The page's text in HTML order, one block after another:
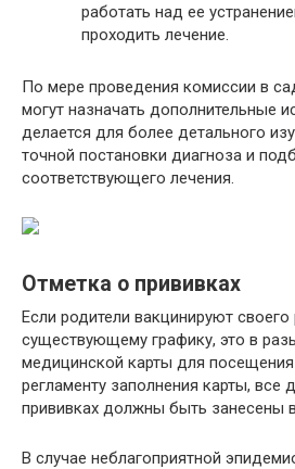
работать над ее
проходить лечение.
По мере проведения комиссии в
могут назначать дополнительные
делается для более детального
точной постановки диагноза и
соответствующего лечения.
Отметка о прививках
Если родители вакцинируют своего
существующему графику, это в
медицинской карты для
регламенту заполнения карты,
прививках должны быть занесены
В случае неблагоприятной